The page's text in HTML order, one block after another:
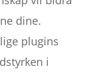
dine.
plugins
i